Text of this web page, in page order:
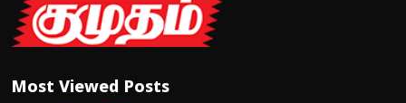
Most Viewed Posts